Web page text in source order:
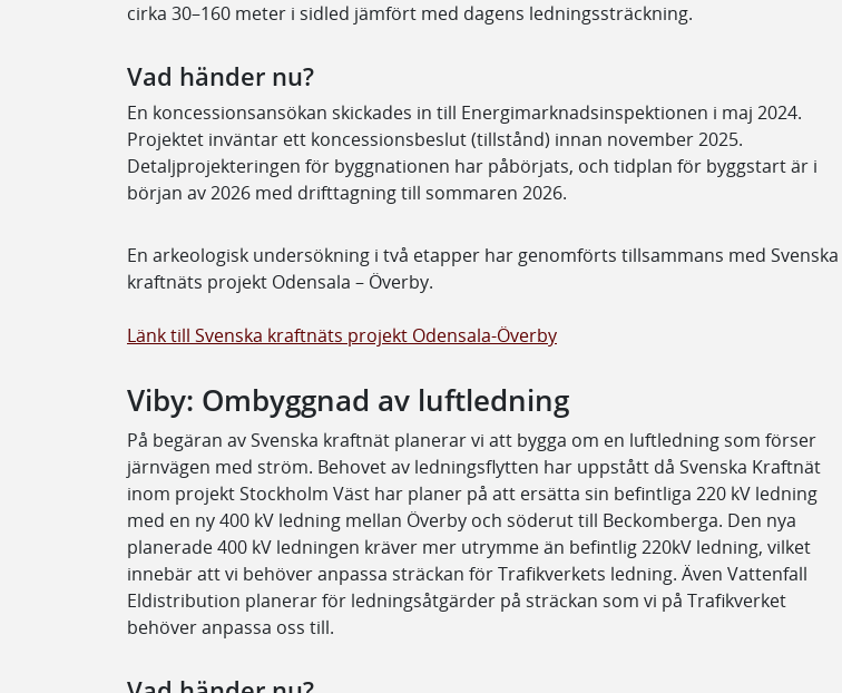
cirka 30–160 meter i sidled jämfört med dagens ledningssträckning.
Vad händer nu?
En koncessionsansökan skickades in till Energimarknadsinspektionen i maj 2024.
Projektet inväntar ett koncessionsbeslut (tillstånd) innan november 2025.
Detaljprojekteringen för byggnationen har påbörjats, och tidplan för byggstart är i
början av 2026 med drifttagning till sommaren 2026.
En arkeologisk undersökning i två etapper har genomförts tillsammans med Svenska
kraftnäts projekt Odensala – Överby.
Länk till Svenska kraftnäts projekt Odensala-Överby
Viby: Ombyggnad av luftledning
På begäran av Svenska kraftnät planerar vi att bygga om en luftledning som förser
järnvägen med ström. Behovet av ledningsflytten har uppstått då Svenska Kraftnät
inom projekt Stockholm Väst har planer på att ersätta sin befintliga 220 kV ledning
med en ny 400 kV ledning mellan Överby och söderut till Beckomberga. Den nya
planerade 400 kV ledningen kräver mer utrymme än befintlig 220kV ledning, vilket
innebär att vi behöver anpassa sträckan för Trafikverkets ledning. Även Vattenfall
Eldistribution planerar för ledningsåtgärder på sträckan som vi på Trafikverket
behöver anpassa oss till.